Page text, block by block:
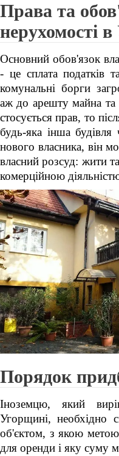
Права та
нерухомості
Основний обов'язок
- це сплата податків
комунальні борги
аж до арешту майна
стосується прав, то
будь-яка інша
нового власника, він
власний розсуд: жити
комерційною
Порядок
Іноземцю, який
Угорщині, необхідно
об'єктом, з якою
для оренди і яку суму